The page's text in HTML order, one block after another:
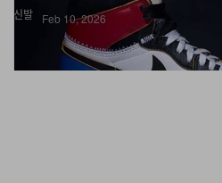
신발 Feb 10, 2026